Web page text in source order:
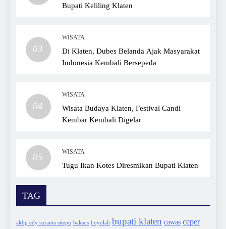
Bupati Keliling Klaten
03
WISATA
Di Klaten, Dubes Belanda Ajak Masyarakat
Indonesia Kembali Bersepeda
04
WISATA
Wisata Budaya Klaten, Festival Candi
Kembar Kembali Digelar
05
WISATA
Tugu Ikan Kotes Diresmikan Bupati Klaten
TAG
akbp edy suranta sitepu baksos boyolali bupati klaten cawas ceper